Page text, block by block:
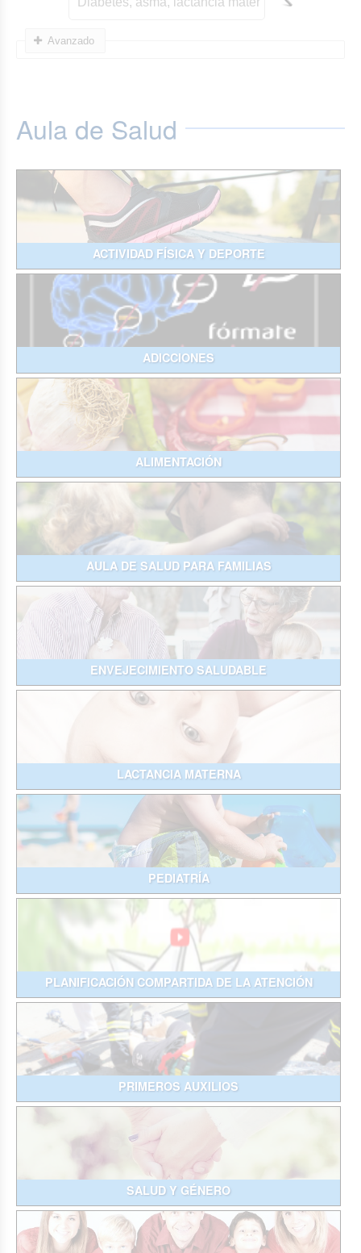
Avanzado
Aula de Salud
ACTIVIDAD FÍSICA Y DEPORTE
ADICCIONES
ALIMENTACIÓN
AULA DE SALUD PARA FAMILIAS
ENVEJECIMIENTO SALUDABLE
LACTANCIA MATERNA
PEDIATRÍA
PLANIFICACIÓN COMPARTIDA DE LA ATENCIÓN
PRIMEROS AUXILIOS
SALUD Y GÉNERO